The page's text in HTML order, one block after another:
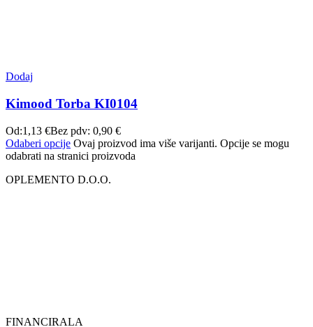
Dodaj
Kimood Torba KI0104
Od:1,13 €Bez pdv: 0,90 €
Odaberi opcije Ovaj proizvod ima više varijanti. Opcije se mogu
odabrati na stranici proizvoda
OPLEMENTO D.O.O.
FINANCIRALA